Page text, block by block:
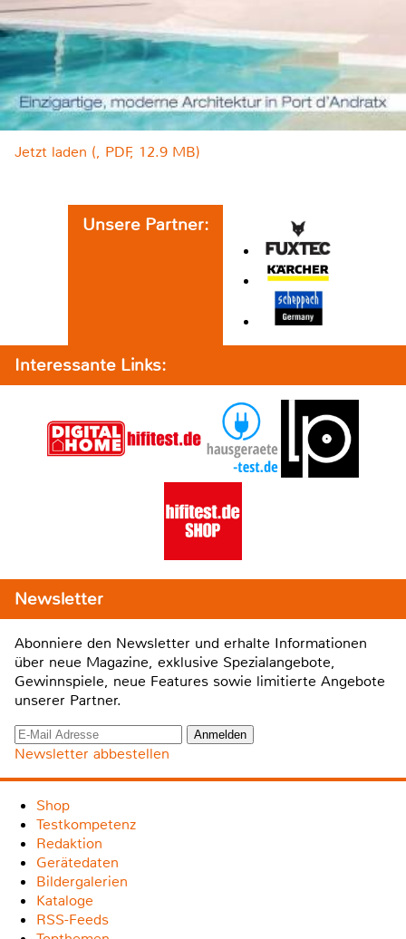
Jetzt laden (, PDF, 12.9 MB)
Unsere Partner:
Interessante Links:
Newsletter
Abonniere den Newsletter und erhalte Informationen
über neue Magazine, exklusive Spezialangebote,
Gewinnspiele, neue Features sowie limitierte Angebote
unserer Partner.
Newsletter abbestellen
Shop
Testkompetenz
Redaktion
Gerätedaten
Bildergalerien
Kataloge
RSS-Feeds